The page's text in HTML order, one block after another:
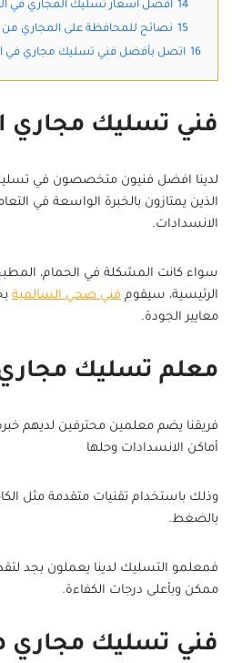
14 أفضل أسعار تسليك المجاري في
15 نصائح للمحافظة على المجاري من
16 اتصل بأفضل فني تسليك مجاري في
فني تسليك مجاري
لدينا افضل فنيون متخصصون في
الذين يمتازون بالخبرة الواسعة في
الانسدادات.
سواء كانت المشكلة في الحمام،
الرئيسية، سيقوم فني صحي السالمية
معايير الجودة.
معلم تسليك
فريقنا يضم معلمين محترفين لديهم
أماكن الانسدادات وحلها
وذلك باستخدام تقنيات متقدمة مثل
بالضغط.
فمعلمو التسليك لدينا يعملون بجد
ممكن وبأعلى درجات الكفاءة.
فني تسليك مجاري